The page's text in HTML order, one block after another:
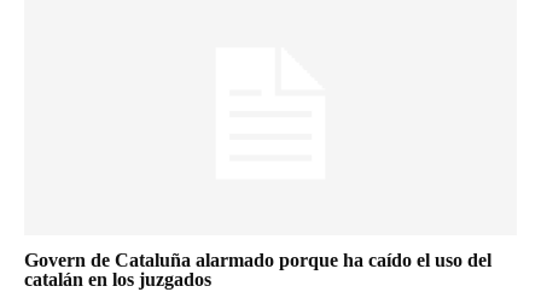
Govern de Cataluña alarmado porque ha caído el uso del
catalán en los juzgados